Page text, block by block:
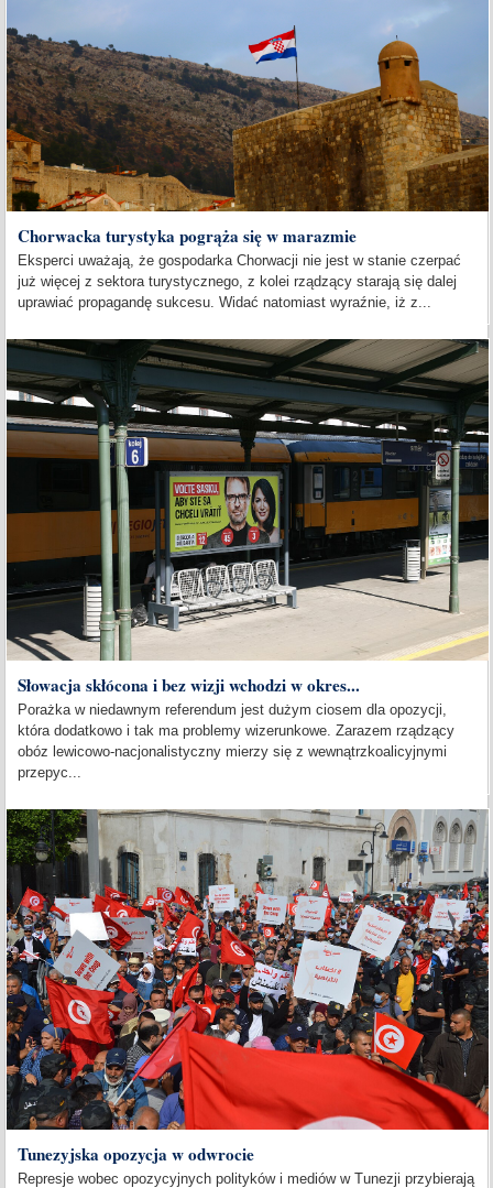
Chorwacka turystyka pogrąża się w marazmie
Eksperci uważają, że gospodarka Chorwacji nie jest w stanie czerpać
już więcej z sektora turystycznego, z kolei rządzący starają się dalej
uprawiać propagandę sukcesu. Widać natomiast wyraźnie, iż z...
Słowacja skłócona i bez wizji wchodzi w okres...
Porażka w niedawnym referendum jest dużym ciosem dla opozycji,
która dodatkowo i tak ma problemy wizerunkowe. Zarazem rządzący
obóz lewicowo-nacjonalistyczny mierzy się z wewnątrzkoalicyjnymi
przepyc...
Tunezyjska opozycja w odwrocie
Represje wobec opozycyjnych polityków i mediów w Tunezji przybierają